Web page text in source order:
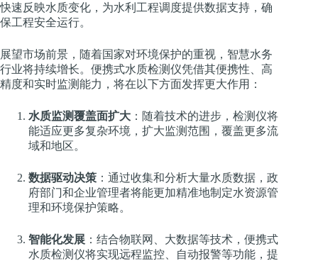
快速反映水质变化，为水利工程调度提供数据支持，确
保工程安全运行。
展望市场前景，随着国家对环境保护的重视，智慧水务
行业将持续增长。便携式水质检测仪凭借其便携性、高
精度和实时监测能力，将在以下方面发挥更大作用：
水质监测覆盖面扩大 ：随着技术的进步，检测仪将
能适应更多复杂环境，扩大监测范围，覆盖更多流
域和地区。
数据驱动决策 ：通过收集和分析大量水质数据，政
府部门和企业管理者将能更加精准地制定水资源管
理和环境保护策略。
智能化发展 ：结合物联网、大数据等技术，便携式
水质检测仪将实现远程监控、自动报警等功能，提